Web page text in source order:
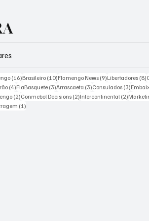
(16)16 posts
Brasileiro (10)10 posts
Flamengo News (9)9 posts
Libertadores (8)
(4)4 posts
FlaBasquete (3)3 posts
Arrascaeta (3)3 posts
Consulados (3)3 posts
(2)2 posts
Conmebol Decisions (2)2 posts
Intercontinental (2)2 posts
(1)